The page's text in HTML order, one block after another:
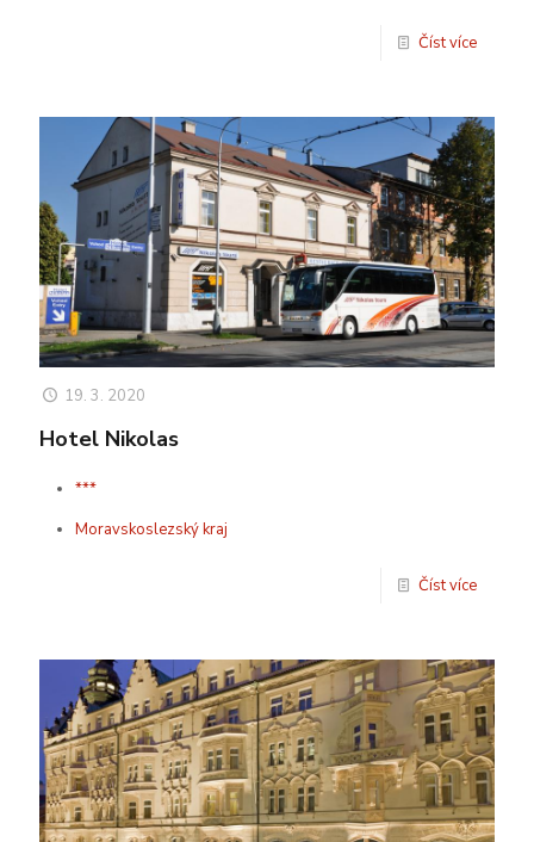
Číst více
19. 3. 2020
Hotel Nikolas
***
Moravskoslezský kraj
Číst více